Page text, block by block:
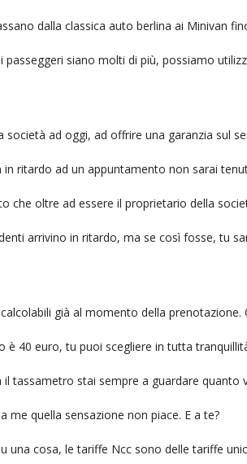
dalla classica auto berlina ai Minivan
passeggeri siano molti di più, possiamo
società ad oggi, ad offrire una garanzia sul
ritardo ad un appuntamento non sarai
che oltre ad essere il proprietario della
arrivino in ritardo, ma se così fosse, tu
già al momento della
è 40 euro, tu puoi scegliere in tutta
tassametro stai sempre a guardare quanto
me quella sensazione non piace. E a te?
una cosa, le tariffe Ncc sono delle tariffe